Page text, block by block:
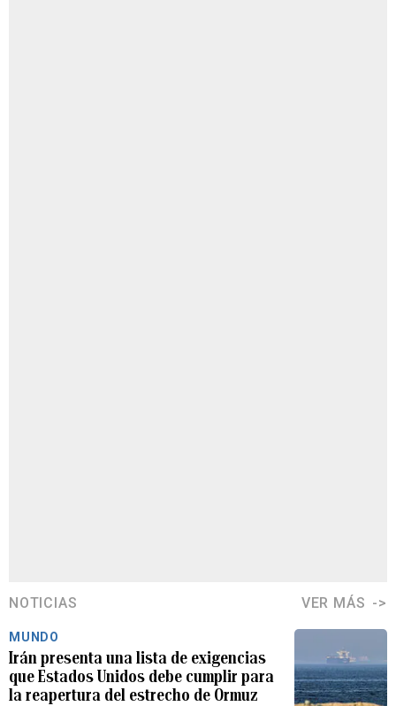
NOTICIAS VER MÁS
MUNDO
Irán presenta una lista de exigencias
que Estados Unidos debe cumplir para
la reapertura del estrecho de Ormuz